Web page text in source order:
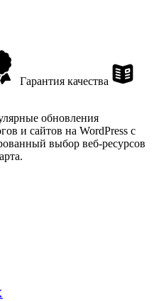
Гарантия качества
обновления
и сайтов на WordPress с
выбор веб-ресурсов